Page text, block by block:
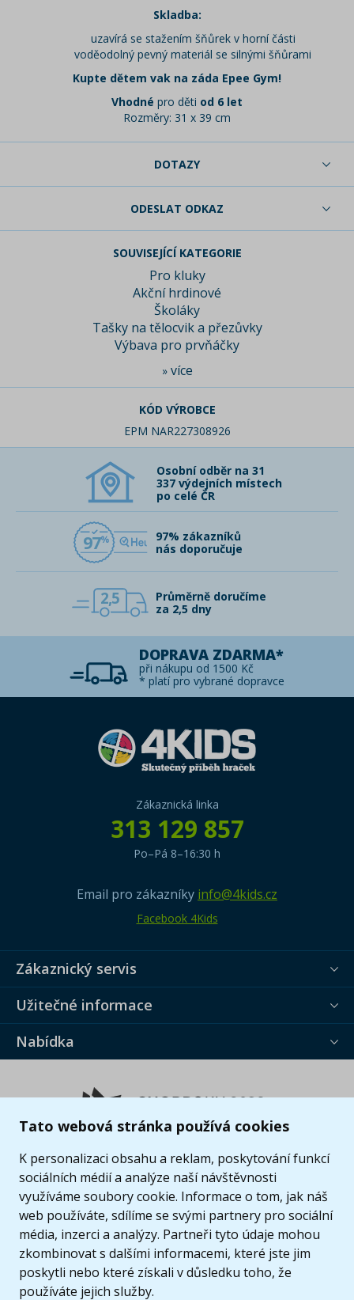
Tato webová stránka používá cookies
K personalizaci obsahu a reklam, poskytování funkcí
sociálních médií a analýze naší návštěvnosti
využíváme soubory cookie. Informace o tom, jak náš
web používáte, sdílíme se svými partnery pro sociální
média, inzerci a analýzy. Partneři tyto údaje mohou
zkombinovat s dalšími informacemi, které jste jim
poskytli nebo které získali v důsledku toho, že
používáte jejich služby.
Skladba:
uzavírá se stažením šňůrek v horní části
voděodolný pevný materiál se silnými šňůrami
Kupte dětem vak na záda Epee Gym!
Vhodné pro děti od 6 let
Rozměry: 31 x 39 cm
DOTAZY
ODESLAT ODKAZ
SOUVISEJÍCÍ KATEGORIE
Pro kluky
Akční hrdinové
Školáky
Tašky na tělocvik a přezůvky
Výbava pro prvňáčky
» více
KÓD VÝROBCE
EPM NAR227308926
Osobní odběr na 31
337 výdejních místech
po celé ČR
97
97% zákazníků
nás doporučuje
2,5
Průměrně doručíme
za 2,5 dny
DOPRAVA ZDARMA*
při nákupu od 1500 Kč
* platí pro vybrané dopravce
Zákaznická linka
313 129 857
Po–Pá 8–16:30 h
Email pro zákazníky info@4kids.cz
Facebook 4Kids
Zákaznický servis
Užitečné informace
Nabídka